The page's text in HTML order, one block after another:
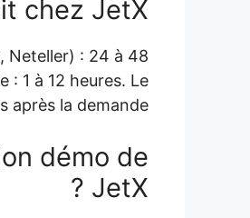
JetX ?
Neteller) : 24 à 48
: 1 à 12 heures. Le
après la demande.
démo de
JetX ?